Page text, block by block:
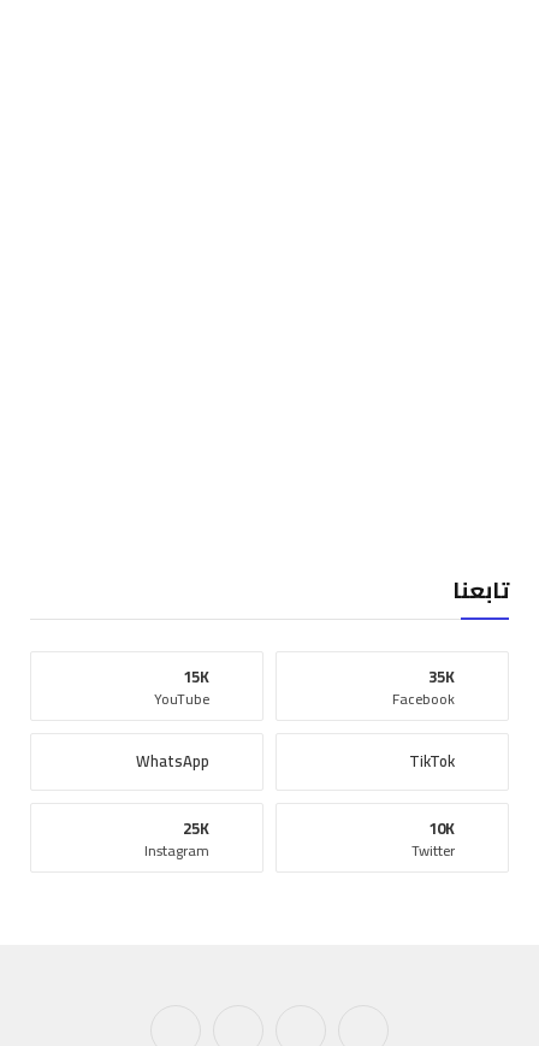
تابعنا
Facebook
35K
YouTube
15K
TikTok
WhatsApp
Twitter
10K
Instagram
25K